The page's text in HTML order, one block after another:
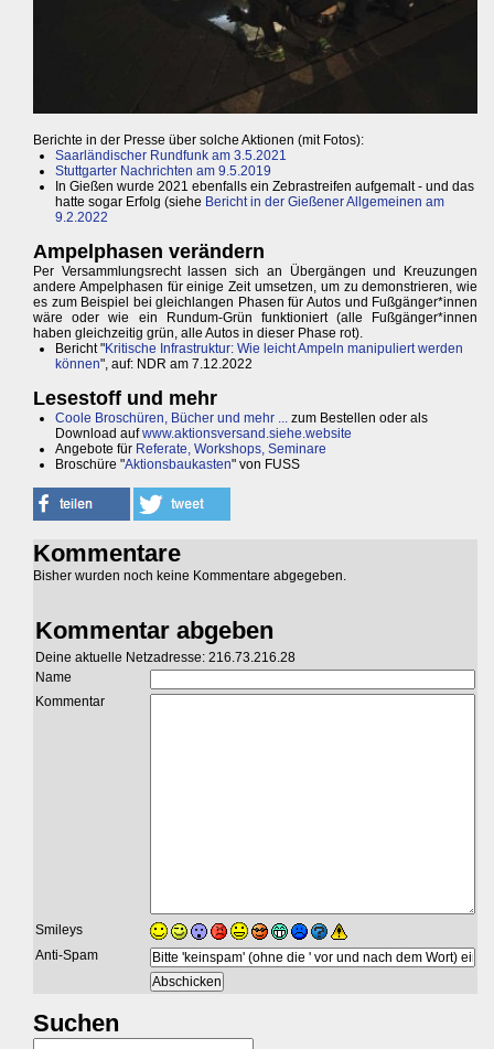
Berichte in der Presse über solche Aktionen (mit Fotos):
Saarländischer Rundfunk am 3.5.2021
Stuttgarter Nachrichten am 9.5.2019
In Gießen wurde 2021 ebenfalls ein Zebrastreifen aufgemalt - und das
hatte sogar Erfolg (siehe Bericht in der Gießener Allgemeinen am
9.2.2022
Ampelphasen verändern
Per Versammlungsrecht lassen sich an Übergängen und Kreuzungen
andere Ampelphasen für einige Zeit umsetzen, um zu demonstrieren, wie
es zum Beispiel bei gleichlangen Phasen für Autos und Fußgänger*innen
wäre oder wie ein Rundum-Grün funktioniert (alle Fußgänger*innen
haben gleichzeitig grün, alle Autos in dieser Phase rot).
Bericht "Kritische Infrastruktur: Wie leicht Ampeln manipuliert werden
können", auf: NDR am 7.12.2022
Lesestoff und mehr
Coole Broschüren, Bücher und mehr ... zum Bestellen oder als
Download aufwww.aktionsversand.siehe.website
Angebote für Referate, Workshops, Seminare
Broschüre "Aktionsbaukasten" von FUSS
Kommentare
Bisher wurden noch keine Kommentare abgegeben.
Kommentar abgeben
Deine aktuelle Netzadresse: 216.73.216.28
Name
Kommentar
Smileys
Anti-Spam
Suchen